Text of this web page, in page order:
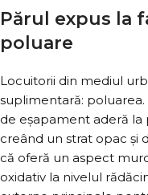
Părul expus la
poluare
Locuitorii din mediul
suplimentară:
de eșapament aderă
creând un strat opac și
că oferă un aspect
oxidativ la nivelul